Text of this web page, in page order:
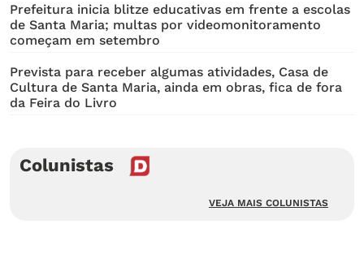
Prefeitura inicia blitze educativas em frente a escolas
de Santa Maria; multas por videomonitoramento
começam em setembro
Prevista para receber algumas atividades, Casa de
Cultura de Santa Maria, ainda em obras, fica de fora
da Feira do Livro
Colunistas
VEJA MAIS COLUNISTAS